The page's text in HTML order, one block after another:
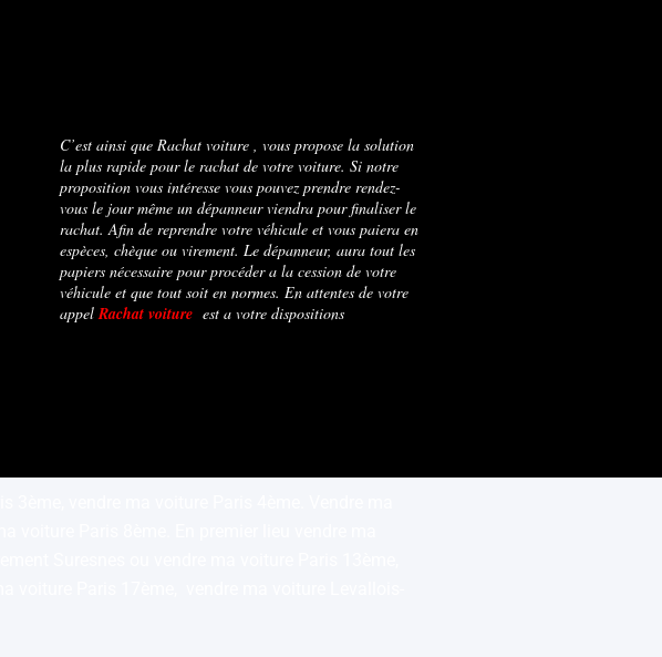
C’est ainsi que Rachat voiture , vous propose la solution
la plus rapide pour le rachat de votre voiture. Si notre
proposition vous intéresse vous pouvez prendre rendez-
vous le jour même un dépanneur viendra pour finaliser le
rachat. Afin de reprendre votre véhicule et vous paiera en
espèces, chèque ou virement. Le dépanneur, aura tout les
papiers nécessaire pour procéder a la cession de votre
véhicule et que tout soit en normes. En attentes de votre
appel Rachat voiture est a votre dispositions